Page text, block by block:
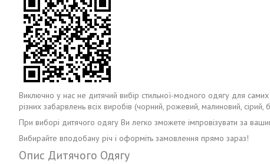
Виключно у нас не дитячий вибір стильної-модного одягу для
різних забарвлень всіх виробів (чорний, рожевий, малиновий, сірий,
При виборі дитячого одягу Ви легко зможете імпровізувати за
Вибирайте вподобану річ і оформіть замовлення прямо зараз!
Опис Дитячого Одягу